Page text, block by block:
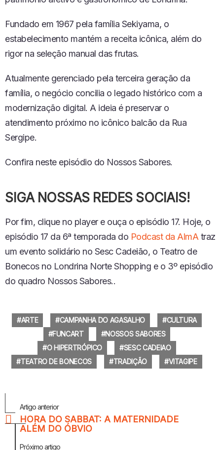
Fundado em 1967 pela família Sekiyama, o
estabelecimento mantém a receita icônica, além do
rigor na seleção manual das frutas.
Atualmente gerenciado pela terceira geração da
família, o negócio concilia o legado histórico com a
modernização digital. A ideia é preservar o
atendimento próximo no icônico balcão da Rua
Sergipe.
Confira neste episódio do Nossos Sabores.
SIGA NOSSAS REDES SOCIAIS!
Por fim, clique no player e ouça o episódio 17. Hoje, o
episódio 17 da 6ª temporada do Podcast da AlmA traz
um evento solidário no Sesc Cadeião, o Teatro de
Bonecos no Londrina Norte Shopping e o 3º episódio
do quadro Nossos Sabores..
ARTE CAMPANHA DO AGASALHO
CULTURA
FUNCART
NOSSOS SABORES
O HIPERTRÓPICO
SESC CADEIAO
TEATRO DE BONECOS
TRADIÇÃO VITAGIPE
MaisArtigo anterior
HORA DO SABBAT: A MATERNIDADE
ALÉM DO ÓBVIO
Próximo artigo